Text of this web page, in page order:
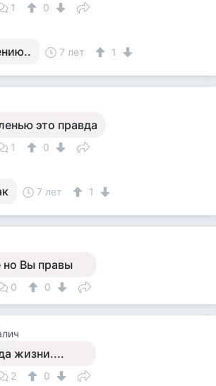
1
0
7 лет 1
это правда
1
0
7 лет 1
но Вы правы
0 0
жизни....
2
0